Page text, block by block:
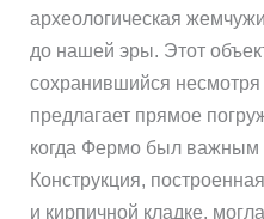
археологическая
до нашей эры. Этот
сохранившийся несмотря
предлагает прямое
когда Фермо был важным
Конструкция,
и кирпичной кладке,